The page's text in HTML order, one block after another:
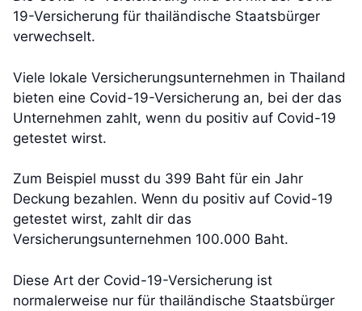
19-Versicherung für thailändische Staatsbürger
verwechselt.
Viele lokale Versicherungsunternehmen in Thailand
bieten eine Covid-19-Versicherung an, bei der das
Unternehmen zahlt, wenn du positiv auf Covid-19
getestet wirst.
Zum Beispiel musst du 399 Baht für ein Jahr
Deckung bezahlen. Wenn du positiv auf Covid-19
getestet wirst, zahlt dir das
Versicherungsunternehmen 100.000 Baht.
Diese Art der Covid-19-Versicherung ist
normalerweise nur für thailändische Staatsbürger